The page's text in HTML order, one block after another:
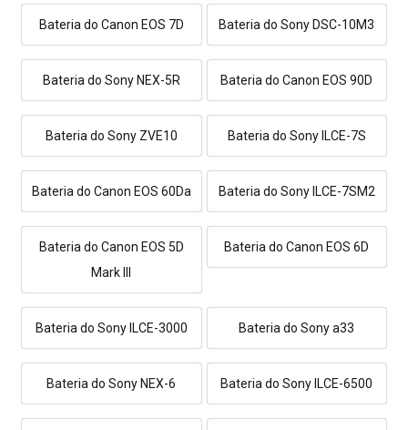
Bateria do Canon EOS 7D Bateria do Sony DSC-10M3
Bateria do Sony NEX-5R Bateria do Canon EOS 90D
Bateria do Sony ZVE10 Bateria do Sony ILCE-7S
Bateria do Canon EOS 60Da Bateria do Sony ILCE-7SM2
Bateria do Canon EOS 5D
Mark III
Bateria do Canon EOS 6D
Bateria do Sony ILCE-3000 Bateria do Sony a33
Bateria do Sony NEX-6 Bateria do Sony ILCE-6500